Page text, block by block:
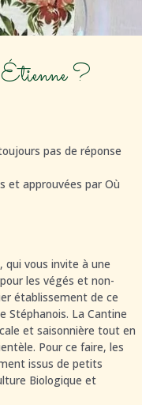
?
pas de réponse
et approuvées par Où
qui vous invite à une
les végés et non-
établissement de ce
Stéphanois. La Cantine
et saisonnière tout en
Pour ce faire, les
issus de petits
Biologique et